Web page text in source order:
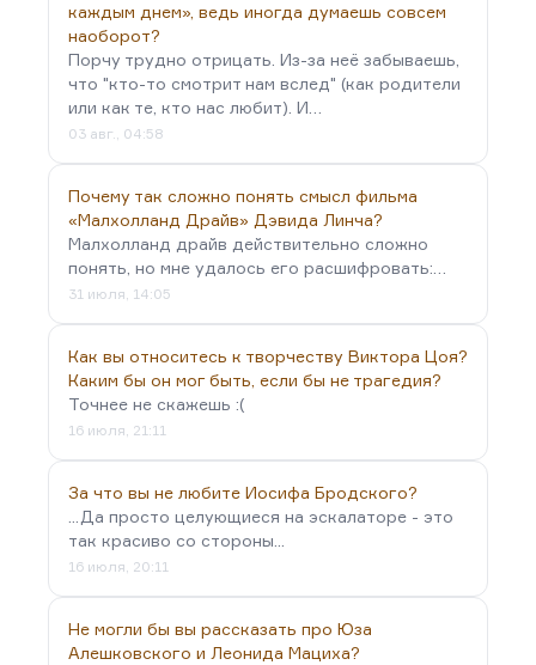
каждым днем», ведь иногда думаешь совсем
наоборот?
Порчу трудно отрицать. Из-за неё забываешь,
что "кто-то смотрит нам вслед" (как родители
или как те, кто нас любит). И…
03 авг., 04:58
Почему так сложно понять смысл фильма
«Малхолланд Драйв» Дэвида Линча?
Малхолланд драйв действительно сложно
понять, но мне удалось его расшифровать:…
31 июля, 14:05
Как вы относитесь к творчеству Виктора Цоя?
Каким бы он мог быть, если бы не трагедия?
Точнее не скажешь :(
16 июля, 21:11
За что вы не любите Иосифа Бродского?
...Да просто целующиеся на эскалаторе - это
так красиво со стороны...
16 июля, 20:11
Не могли бы вы рассказать про Юза
Алешковского и Леонида Мациха?